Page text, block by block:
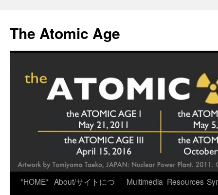
content
The Atomic Age
*HOME* About/サイトにつ
Multimedia Resources